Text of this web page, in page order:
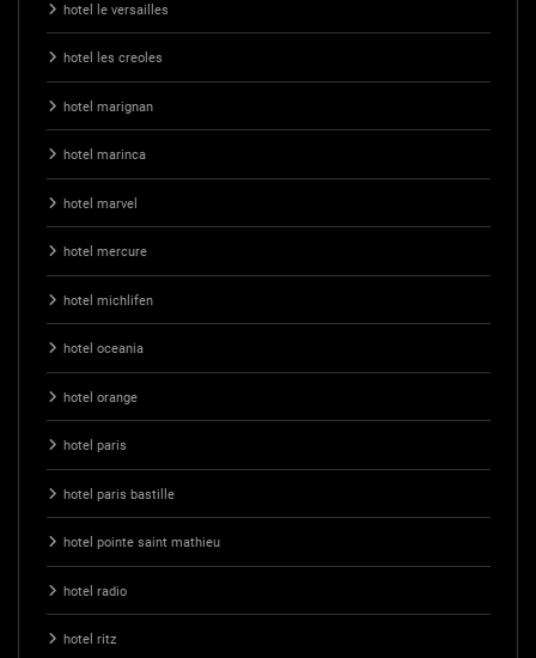
hotel le versailles
hotel les creoles
hotel marignan
hotel marinca
hotel marvel
hotel mercure
hotel michlifen
hotel oceania
hotel orange
hotel paris
hotel paris bastille
hotel pointe saint mathieu
hotel radio
hotel ritz